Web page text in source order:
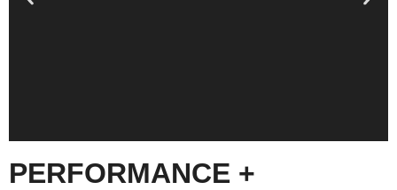
PERFORMANCE +